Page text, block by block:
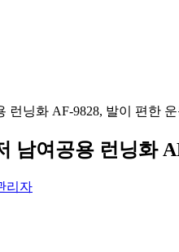
런닝화 AF-9828, 발이 편한
남여공용 런닝화
리자